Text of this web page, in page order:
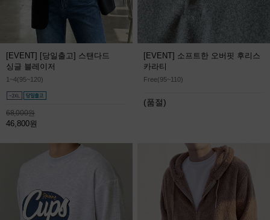
[EVENT] [당일출고] 스탠다드
싱글 블레이저
1~4(95~120)
68,000원
46,800원
[EVENT] 소프트한 오버핏 후리스
카라티
Free(95~110)
(품절)